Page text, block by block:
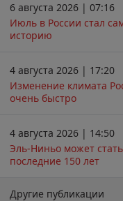
6 августа 2026 | 07:16
Июль в России стал
историю
4 августа 2026 | 17:20
Изменение климата
очень быстро
4 августа 2026 | 14:50
Эль-Ниньо может
последние 150 лет
Другие публикации